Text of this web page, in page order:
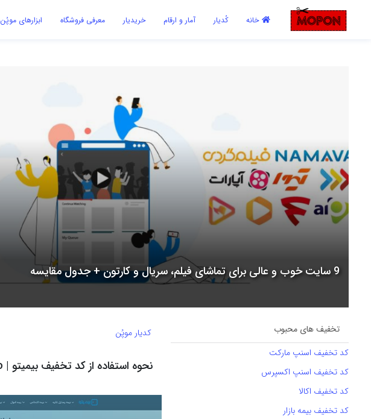
خانه کُدیار آمار و ارقام خریدیار معرفی فروشگاه ابزارهای موپُن اشتراک گذاری
9 سایت خوب و عالی برای تماشای فیلم، سریال و کارتون + جدول مقایسه
تخفیف های محبوب
کد تخفیف اسنپ مارکت
کد تخفیف اسنپ اکسپرس
کد تخفیف اکالا
کد تخفیف بیمه بازار
کدیار موپُن
نحوه استفاده از کد تخفیف بیمیتو | bimito